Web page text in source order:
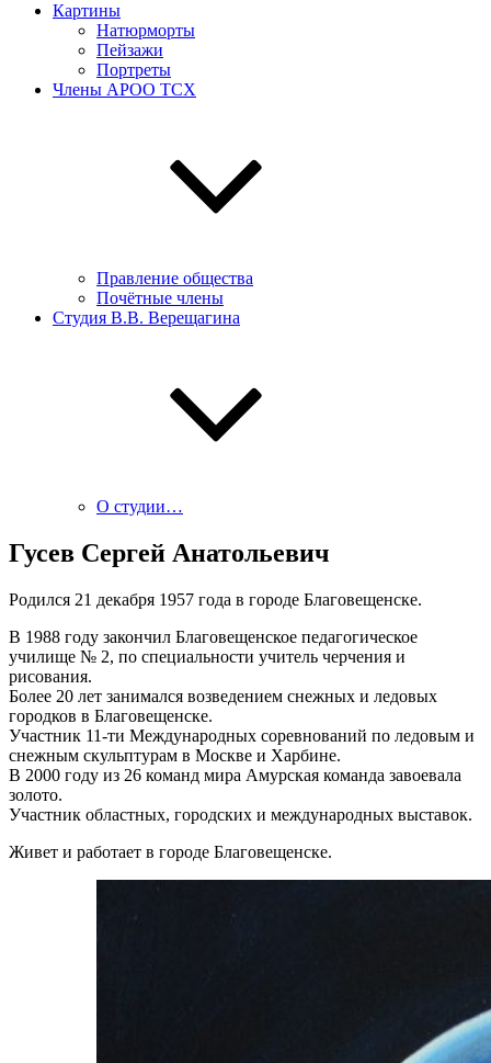
Картины
Натюрморты
Пейзажи
Портреты
Члены АРОО ТСХ
Правление общества
Почётные члены
Студия В.В. Верещагина
О студии…
Гусев Сергей Анатольевич
Родился 21 декабря 1957 года в городе Благовещенске.
В 1988 году закончил Благовещенское педагогическое
училище № 2, по специальности учитель черчения и
рисования.
Более 20 лет занимался возведением снежных и ледовых
городков в Благовещенске.
Участник 11-ти Международных соревнований по ледовым и
снежным скульптурам в Москве и Харбине.
В 2000 году из 26 команд мира Амурская команда завоевала
золото.
Участник областных, городских и международных выставок.
Живет и работает в городе Благовещенске.